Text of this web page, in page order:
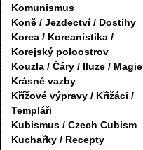
Komunismus
Koně / Jezdectví / Dostihy
Korea / Koreanistika /
Korejský poloostrov
Kouzla / Čáry / Iluze / Magie
Krásné vazby
Křížové výpravy / Křižáci /
Templáři
Kubismus / Czech Cubism
Kuchařky / Recepty